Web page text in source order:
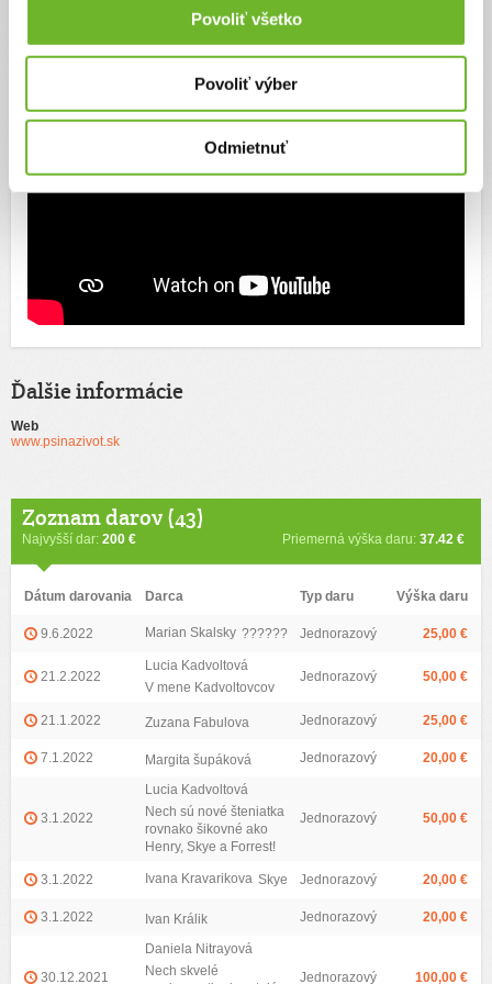
Povoliť všetko
Povoliť výber
Odmietnuť
Ďalšie informácie
Web
www.psinazivot.sk
Zoznam darov (43)
Najvyšší dar: 200 € Priemerná výška daru: 37.42 €
Dátum darovania Darca Typ daru Výška daru
9.6.2022 Marian Skalsky ?????? Jednorazový 25,00 €
21.2.2022
Lucia Kadvoltová
V mene Kadvoltovcov
Jednorazový 50,00 €
21.1.2022 Zuzana Fabulova Jednorazový 25,00 €
7.1.2022 Margita šupáková Jednorazový 20,00 €
3.1.2022
Lucia Kadvoltová
Nech sú nové šteniatka
rovnako šikovné ako
Henry, Skye a Forrest!
Jednorazový 50,00 €
3.1.2022 Ivana Kravarikova Skye Jednorazový 20,00 €
3.1.2022 Ivan Králik Jednorazový 20,00 €
30.12.2021
Daniela Nitrayová
Nech skvelé
Jednorazový 100,00 €